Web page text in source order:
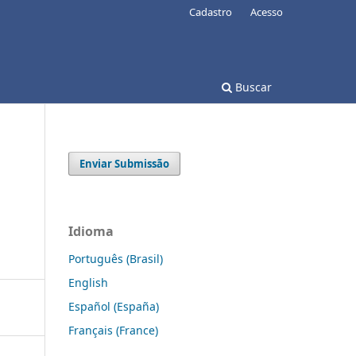
Buscar
Cadastro Acesso
Enviar Submissão
Idioma
Português (Brasil)
English
Español (España)
Français (France)